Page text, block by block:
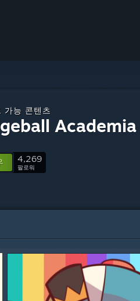
가능 콘텐츠
Academia
4,269
팔로워